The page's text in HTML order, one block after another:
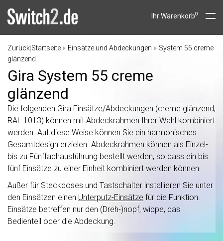
Ihr Warenkorb0
Zurück Startseite Einsätze und Abdeckungen
System 55 creme
glänzend
Gira System 55 creme
glänzend
Die folgenden Gira Einsätze/Abdeckungen (creme glänzend,
RAL 1013) können mit Abdeckrahmen Ihrer Wahl kombiniert
werden. Auf diese Weise können Sie ein harmonisches
Gesamtdesign erzielen. Abdeckrahmen können als Einzel-
bis zu Fünffachausführung bestellt werden, so dass ein bis
fünf Einsätze zu einer Einheit kombiniert werden können.
Außer für Steckdoses und Tastschalter installieren Sie unter
den Einsätzen einen Unterputz-Einsätze für die Funktion.
Einsätze betreffen nur den (Dreh-)nopf, wippe, das
Bedienteil oder die Abdeckung.